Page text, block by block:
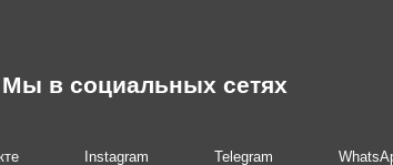
Мы в социальных сетях
Instagram Telegram